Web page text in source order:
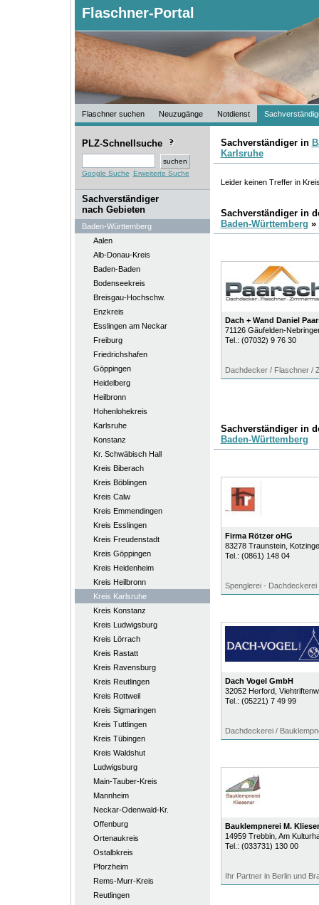
Flaschner-Portal
Flaschner suchen Neuzugänge Notdienst
PLZ-Schnellsuche
Google Suche Erweiterte Suche
Sachverständiger
nach Gebieten
Baden-Württemberg
Aalen
Alb-Donau-Kreis
Baden-Baden
Bodenseekreis
Breisgau-Hochschw.
Enzkreis
Esslingen am Neckar
Freiburg
Friedrichshafen
Göppingen
Heidelberg
Heilbronn
Hohenlohekreis
Karlsruhe
Konstanz
Kr. Schwäbisch Hall
Kreis Biberach
Kreis Böblingen
Kreis Calw
Kreis Emmendingen
Kreis Esslingen
Kreis Freudenstadt
Kreis Göppingen
Kreis Heidenheim
Kreis Heilbronn
Kreis Karlsruhe
Kreis Konstanz
Kreis Ludwigsburg
Kreis Lörrach
Kreis Rastatt
Kreis Ravensburg
Kreis Reutlingen
Kreis Rottweil
Kreis Sigmaringen
Kreis Tuttlingen
Kreis Tübingen
Kreis Waldshut
Ludwigsburg
Main-Tauber-Kreis
Mannheim
Neckar-Odenwald-Kr.
Offenburg
Ortenaukreis
Ostalbkreis
Pforzheim
Rems-Murr-Kreis
Reutlingen
Sachverständiger in
Karlsruhe
Leider keinen Treffer in
Sachverständiger in
Baden-Württemberg »
Dach + Wand Daniel
71126 Gäufelden-
Tel.: (07032) 9 76 30
Dachdecker / Flaschner /
Sachverständiger in
Baden-Württemberg
Firma Rötzer oHG
83278 Traunstein,
Tel.: (0861) 148 04
Spenglerei -
Dach Vogel GmbH
32052 Herford,
Tel.: (05221) 7 49 99
Dachdeckerei /
Bauklempnerei M.
14959 Trebbin, Am
Tel.: (033731) 130 00
Ihr Partner in Berlin und